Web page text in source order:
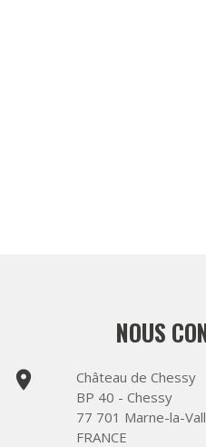
NOUS
place
Château de Chessy
BP 40 - Chessy
77 701 Marne-la-
FRANCE